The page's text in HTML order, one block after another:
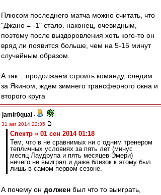
Плюсом последнего матча можно считать, что
"Джано = -1" стало. наконец, очевидным,
поэтому после выздоровления хоть кого-то он
вряд ли появится больше, чем на 5-15 минут
случайным образом.
А так... продолжаем строить команду, следим
за Якином, ждем зимнего трансферного окна и
второго круга
jamir0quai -
31 авг 2014 22:35
Спектр » 01 сен 2014 01:18
Тем, что в не сравнимых ни с одним тренером
тепличных условиях за пять лет (минус
месяц Лаудрупа и пять месяцев Эмери)
ничего не выиграл и даже близок к этому был
лишь в самом первом сезоне.
А почему он должен был что то выиграть,